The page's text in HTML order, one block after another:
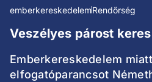
emberkereskedelemRendőrség
Veszélyes párost
Emberkereskedelem
elfogatóparancsot